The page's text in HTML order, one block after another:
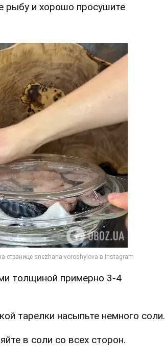
рыбу и хорошо просушите
толщиной примерно 3-4
тарелки насыпьте немного соли.
в соли со всех сторон.